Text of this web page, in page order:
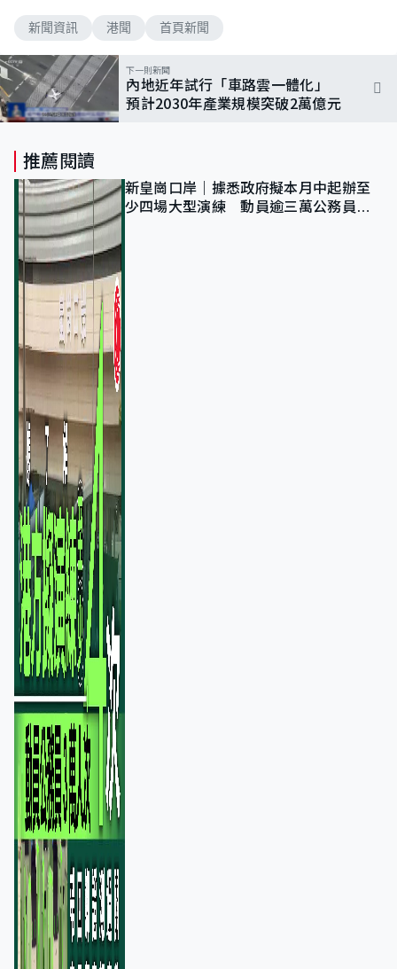
新聞資訊 港聞 首頁新聞
下一則新聞
內地近年試行「車路雲一體化」
預計2030年產業規模突破2萬億元
推薦閱讀
新皇崗口岸｜據悉政府擬本月中起辦至
少四場大型演練 動員逾三萬公務員人